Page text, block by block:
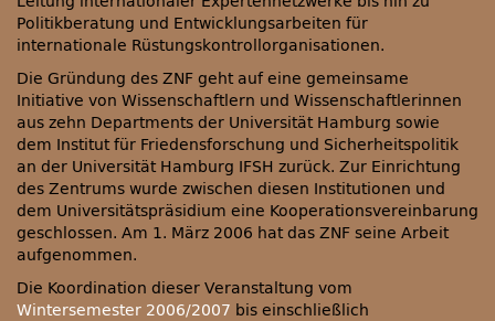
Politikberatung und Entwicklungsarbeiten für
internationale Rüstungskontrollorganisationen.
Die Gründung des ZNF geht auf eine gemeinsame
Initiative von Wissenschaftlern und Wissenschaftlerinnen
aus zehn Departments der Universität Hamburg sowie
dem Institut für Friedensforschung und Sicherheitspolitik
an der Universität Hamburg IFSH zurück. Zur Einrichtung
des Zentrums wurde zwischen diesen Institutionen und
dem Universitätspräsidium eine Kooperationsvereinbarung
geschlossen. Am 1. März 2006 hat das ZNF seine Arbeit
aufgenommen.
Die Koordination dieser Veranstaltung vom
Wintersemester 2006/2007 bis einschließlich